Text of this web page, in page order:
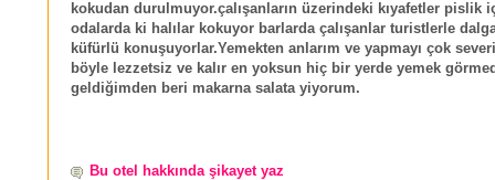
kokudan durulmuyor.çalışanların üzerindeki kıyafetler pislik
odalarda ki halılar kokuyor barlarda çalışanlar turistlerle
küfürlü konuşuyorlar.Yemekten anlarım ve yapmayı çok
böyle lezzetsiz ve kalır en yoksun hiç bir yerde yemek
geldiğimden beri makarna salata yiyorum.
Bu otel hakkında şikayet yaz